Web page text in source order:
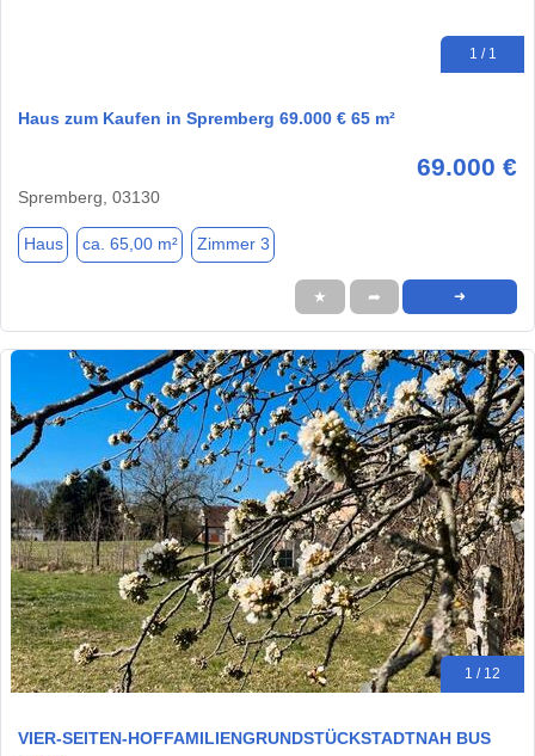
1 / 1
Haus zum Kaufen in Spremberg 69.000 € 65 m²
69.000 €
Spremberg, 03130
Haus ca. 65,00 m² Zimmer 3
★ ➦ ➜
1 / 12
VIER-SEITEN-HOFFAMILIENGRUNDSTÜCKSTADTNAH BUS